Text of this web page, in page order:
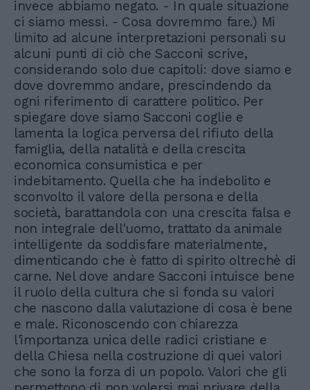
invece abbiamo negato. - In quale situazione
ci siamo messi. - Cosa dovremmo fare.) Mi
limito ad alcune interpretazioni personali su
alcuni punti di ciò che Sacconi scrive,
considerando solo due capitoli: dove siamo e
dove dovremmo andare, prescindendo da
ogni riferimento di carattere politico. Per
spiegare dove siamo Sacconi coglie e
lamenta la logica perversa del rifiuto della
famiglia, della natalità e della crescita
economica consumistica e per
indebitamento. Quella che ha indebolito e
sconvolto il valore della persona e della
società, barattandola con una crescita falsa e
non integrale dell'uomo, trattato da animale
intelligente da soddisfare materialmente,
dimenticando che è fatto di spirito oltrechè di
carne. Nel dove andare Sacconi intuisce bene
il ruolo della cultura che si fonda su valori
che nascono dalla valutazione di cosa è bene
e male. Riconoscendo con chiarezza
l'importanza unica delle radici cristiane e
della Chiesa nella costruzione di quei valori
che sono la forza di un popolo. Valori che gli